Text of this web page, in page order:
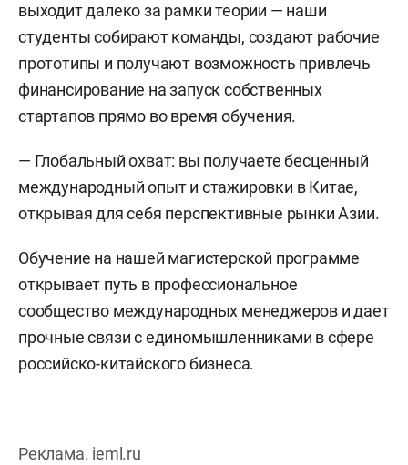
выходит далеко за рамки теории — наши
студенты собирают команды, создают рабочие
прототипы и получают возможность привлечь
финансирование на запуск собственных
стартапов прямо во время обучения.
— Глобальный охват: вы получаете бесценный
международный опыт и стажировки в Китае,
открывая для себя перспективные рынки Азии.
Обучение на нашей магистерской программе
открывает путь в профессиональное
сообщество международных менеджеров и дает
прочные связи с единомышленниками в сфере
российско-китайского бизнеса.
Реклама. ieml.ru